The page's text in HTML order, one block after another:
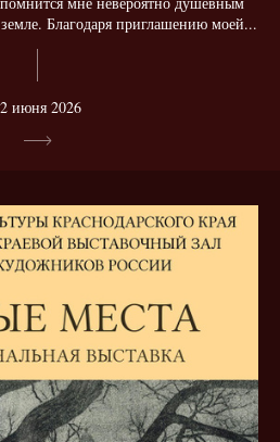
Благодаря приглашению моей...
июня 2026